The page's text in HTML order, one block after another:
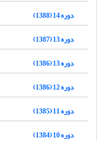
دوره 14 (1388)
دوره 13 (1387)
دوره 13 (1386)
دوره 12 (1386)
دوره 11 (1385)
دوره 10 (1384)